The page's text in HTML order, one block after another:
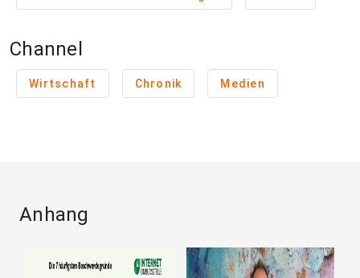
Channel
Wirtschaft Chronik Medien
Anhang